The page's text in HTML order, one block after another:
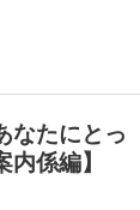
なたにとっ
係編】